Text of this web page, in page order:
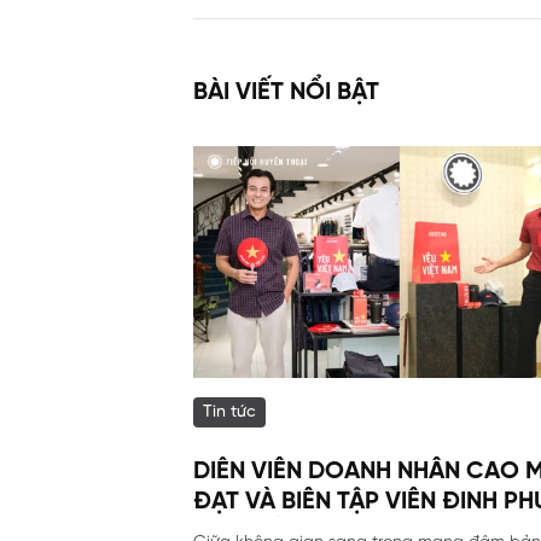
BÀI VIẾT NỔI BẬT
Tin tức
DIỄN VIÊN DOANH NHÂN CAO
ĐẠT VÀ BIÊN TẬP VIÊN ĐINH
NAM ĐÃ GÓP MẶT TẠI SỰ KIỆN